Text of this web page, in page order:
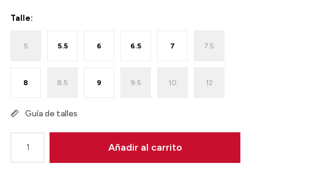
Talle:
5 5.5 6 6.5 7 7.5
8 8.5 9 9.5 10 12
Guía de talles
1 Añadir al carrito